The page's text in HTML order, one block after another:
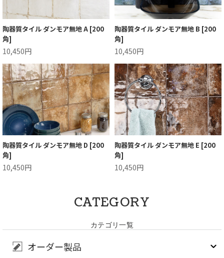
陶器質タイル ダンモア無地 A [200
角]
10,450円
陶器質タイル ダンモア無地 B [200
角]
10,450円
陶器質タイル ダンモア無地 D [200
角]
10,450円
陶器質タイル ダンモア無地 E [200
角]
10,450円
CATEGORY
カテゴリ一覧
オーダー製品